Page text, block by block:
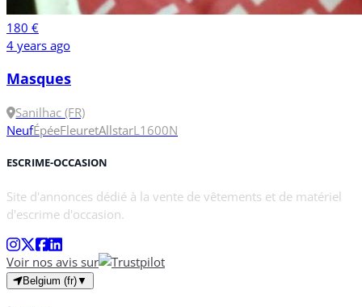
180 €
4 years ago
Masques
Sanilhac (FR)
NeufÉpéeFleuretAllstarL1600N
ESCRIME-OCCASION
Site d'annonces dédié à la vente de vêtements et de matériel
d'escrime d'occasion.
Voir nos avis sur
Belgium (fr)▼